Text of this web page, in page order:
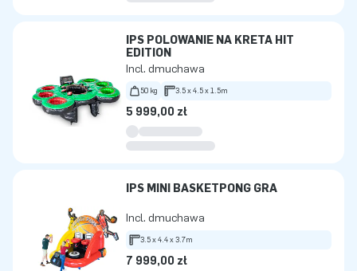
IPS POLOWANIE NA KRETA HIT
EDITION
Incl. dmuchawa
50 kg 3.5 x 4.5 x 1.5m
5 999,00 zł
IPS MINI BASKETPONG GRA
Incl. dmuchawa
3.5 x 4.4 x 3.7m
7 999,00 zł